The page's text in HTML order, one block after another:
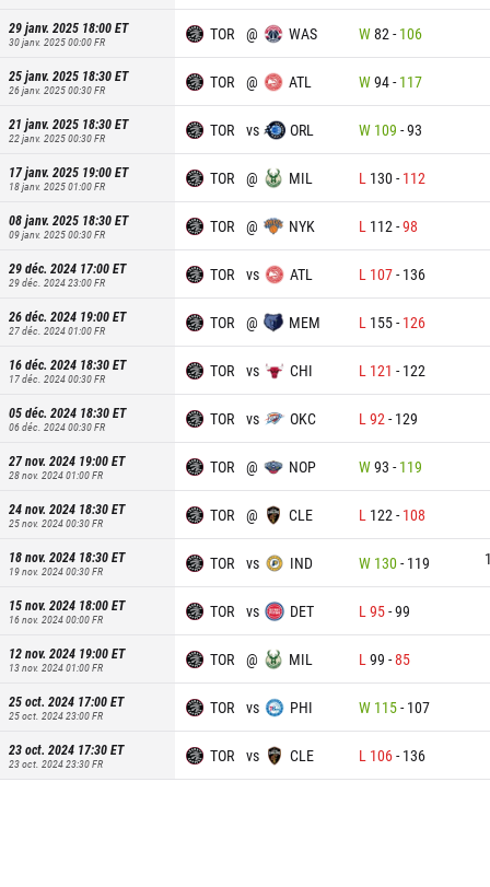
29 janv. 2025 18:00ET
30 janv. 2025 00:00FR TOR @ WAS W82 - 106
25 janv. 2025 18:30ET
26 janv. 2025 00:30FR TOR @ ATL W94- 117
21 janv. 2025 18:30ET
22 janv. 2025 00:30FR TOR vs ORL W 109 -93
17 janv. 2025 19:00ET
18 janv. 2025 01:00FR TOR @ MIL L 130- 112
08 janv. 2025 18:30ET
09 janv. 2025 00:30FR TOR @ NYK L 112 -98
29 déc. 2024 17:00ET
29 déc. 2024 23:00FR TOR vs ATL L 107- 136
26 déc. 2024 19:00ET
27 déc. 2024 01:00FR TOR @ MEM L 155- 126
16 déc. 2024 18:30ET
17 déc. 2024 00:30FR TOR vs CHI L 121 - 122
05 déc. 2024 18:30ET
06 déc. 2024 00:30FR TOR vs OKC L 92 - 129
27 nov. 2024 19:00ET
28 nov. 2024 01:00FR TOR @ NOP W93 - 119
24 nov. 2024 18:30ET
25 nov. 2024 00:30FR TOR @ CLE L 122 - 108
18 nov. 2024 18:30ET
19 nov. 2024 00:30FR TOR vs IND W 130- 119
15 nov. 2024 18:00ET
16 nov. 2024 00:00FR TOR vs DET L 95-99
12 nov. 2024 19:00ET
13 nov. 2024 01:00FR TOR @ MIL L 99 -85
25 oct. 2024 17:00ET
25 oct. 2024 23:00FR TOR vs PHI W 115- 107
23 oct. 2024 17:30ET
23 oct. 2024 23:30FR TOR vs CLE L 106- 136